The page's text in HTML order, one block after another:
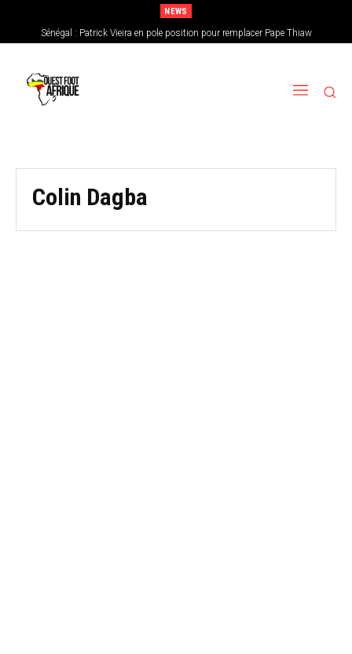
NEWS
Sénégal : Patrick Vieira en pole position pour remplacer Pape Thiaw
Colin Dagba